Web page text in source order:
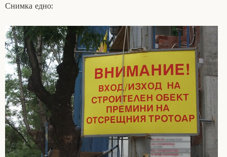
Снимка едно: